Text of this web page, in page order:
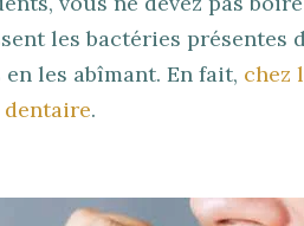
les bactéries présentes
les abîmant. En fait, chez
.